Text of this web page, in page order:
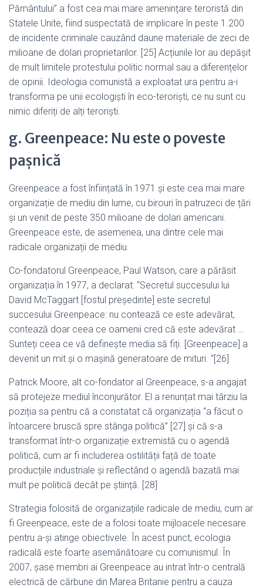
Pământului” a fost cea mai mare amenințare teroristă din
Statele Unite, fiind suspectată de implicare în peste 1.200
de incidente criminale cauzând daune materiale de zeci de
milioane de dolari proprietarilor. [25] Acțiunile lor au depășit
de mult limitele protestului politic normal sau a diferențelor
de opinii. Ideologia comunistă a exploatat ura pentru a-i
transforma pe unii ecologiști în eco-teroriști, ce nu sunt cu
nimic diferiți de alți teroriști.
g. Greenpeace: Nu este o poveste
pașnică
Greenpeace a fost înființată în 1971 și este cea mai mare
organizație de mediu din lume, cu birouri în patruzeci de țări
și un venit de peste 350 milioane de dolari americani.
Greenpeace este, de asemenea, una dintre cele mai
radicale organizații de mediu.
Co-fondatorul Greenpeace, Paul Watson, care a părăsit
organizația în 1977, a declarat: “Secretul succesului lui
David McTaggart [fostul președinte] este secretul
succesului Greenpeace: nu contează ce este adevărat,
contează doar ceea ce oamenii cred că este adevărat …
Sunteți ceea ce vă definește media să fiți. [Greenpeace] a
devenit un mit și o mașină generatoare de mituri. “[26]
Patrick Moore, alt co-fondator al Greenpeace, s-a angajat
să protejeze mediul înconjurător. El a renunțat mai târziu la
poziția sa pentru că a constatat că organizația “a făcut o
întoarcere bruscă spre stânga politică” [27] și că s-a
transformat într-o organizație extremistă cu o agendă
politică, cum ar fi includerea ostilității față de toate
producțiile industriale și reflectând o agendă bazată mai
mult pe politică decât pe știință. [28]
Strategia folosită de organizațiile radicale de mediu, cum ar
fi Greenpeace, este de a folosi toate mijloacele necesare
pentru a-și atinge obiectivele. În acest punct, ecologia
radicală este foarte asemănătoare cu comunismul. În
2007, șase membri ai Greenpeace au intrat într-o centrală
electrică de cărbune din Marea Britanie pentru a cauza